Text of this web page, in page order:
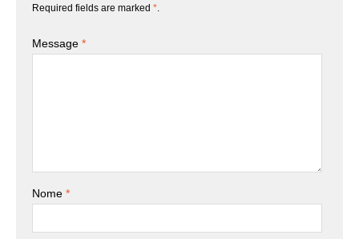
Required fields are marked *
Message *
Nome *